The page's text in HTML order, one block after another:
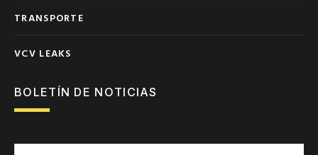
TRANSPORTE
VCV LEAKS
BOLETÍN DE NOTICIAS